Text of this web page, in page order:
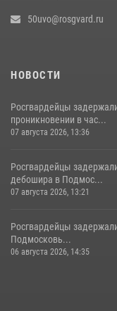
50uvo@rosgvard.ru
НОВОСТИ
Росгвардейцы
проникновении в час...
07 августа 2026, 13:36
Росгвардейцы
дебошира в Подмос...
07 августа 2026, 13:21
Росгвардейцы
Подмосковь...
06 августа 2026, 14:35